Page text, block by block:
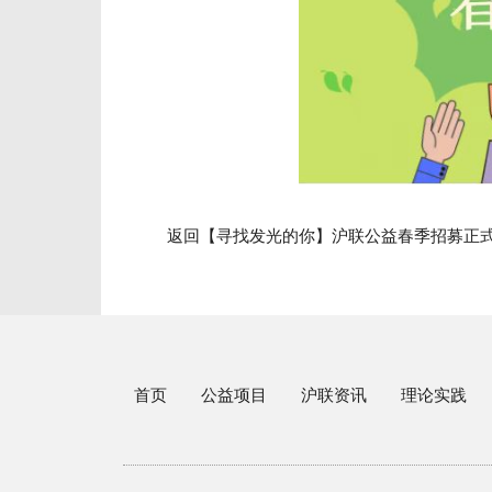
返回【寻找发光的你】沪联公益春季招募正
首页 公益项目 沪联资讯 理论实践